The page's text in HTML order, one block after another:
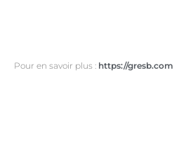
Pour en savoir plus : https://gresb.com